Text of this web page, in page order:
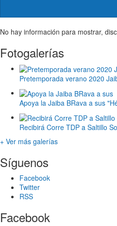
No hay información para mostrar,
Fotogalerías
Pretemporada verano 2020
Apoya la Jaiba BRava a sus
Recibirá Corre TDP a Saltillo
+ Ver más galerías
Síguenos
Facebook
Twitter
RSS
Facebook